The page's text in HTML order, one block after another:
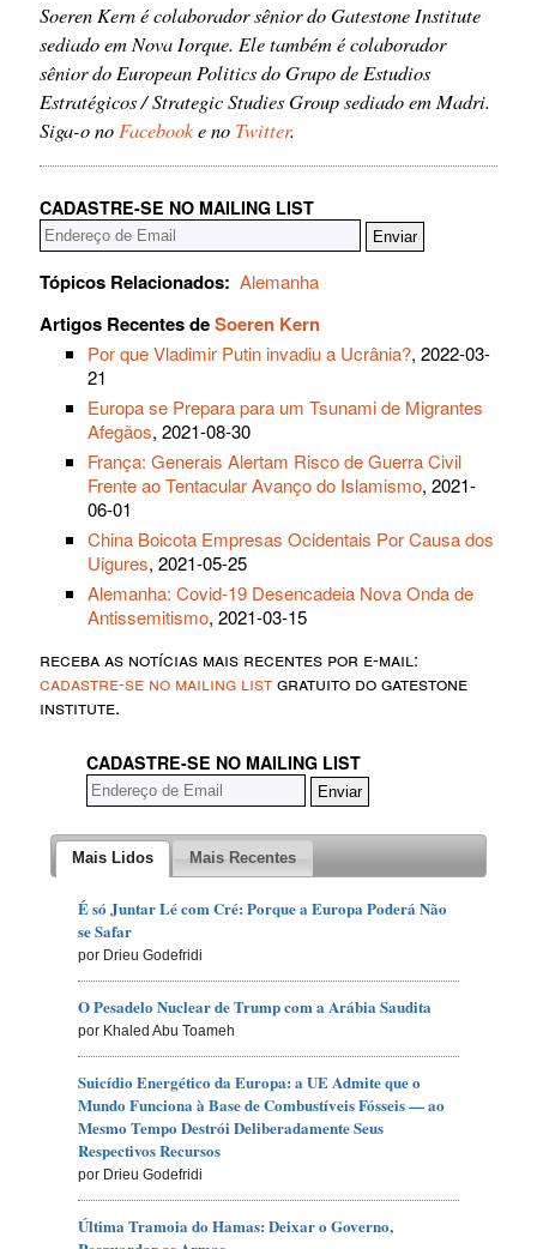
Soeren Kern é colaborador sênior do Gatestone Institute
sediado em Nova Iorque. Ele também é colaborador
sênior do European Politics do Grupo de Estudios
Estratégicos / Strategic Studies Group sediado em Madri.
Siga-o noFacebooke no Twitter.
CADASTRE-SE NO MAILING LIST
Tópicos Relacionados: Alemanha
Artigos Recentes deSoeren Kern
Por que Vladimir Putin invadiu a Ucrânia?, 2022-03-
21
Europa se Prepara para um Tsunami de Migrantes
Afegãos, 2021-08-30
França: Generais Alertam Risco de Guerra Civil
Frente ao Tentacular Avanço do Islamismo, 2021-
06-01
China Boicota Empresas Ocidentais Por Causa dos
Uigures, 2021-05-25
Alemanha: Covid-19 Desencadeia Nova Onda de
Antissemitismo, 2021-03-15
receba as notícias mais recentes por e-mail:
cadastre-se no mailing listgratuito do gatestone
institute.
CADASTRE-SE NO MAILING LIST
Mais Lidos Mais Recentes
É só Juntar Lé com Cré: Porque a Europa Poderá Não
se Safar
por Drieu Godefridi
O Pesadelo Nuclear de Trump com a Arábia Saudita
por Khaled Abu Toameh
Suicídio Energético da Europa: a UE Admite que o
Mundo Funciona à Base de Combustíveis Fósseis — ao
Mesmo Tempo Destrói Deliberadamente Seus
Respectivos Recursos
por Drieu Godefridi
Última Tramoia do Hamas: Deixar o Governo,